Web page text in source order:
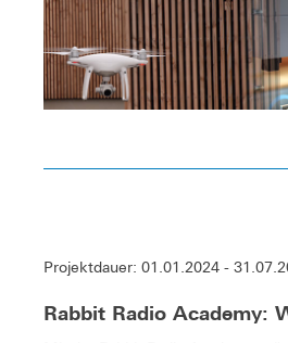
Projektdauer: 01.01.2024 -
Rabbit Radio Academy: